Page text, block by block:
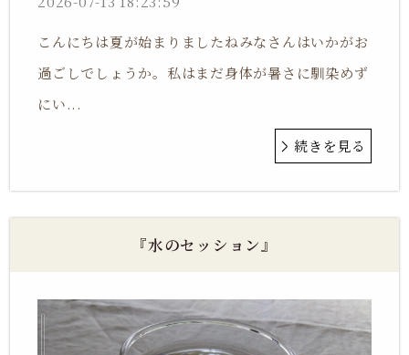
こんにちは夏が始まりましたねみなさんはいかがお
過ごしでしょうか。私はまだ身体が暑さに馴染めず
にい...
続きを見る
『水のセッション』